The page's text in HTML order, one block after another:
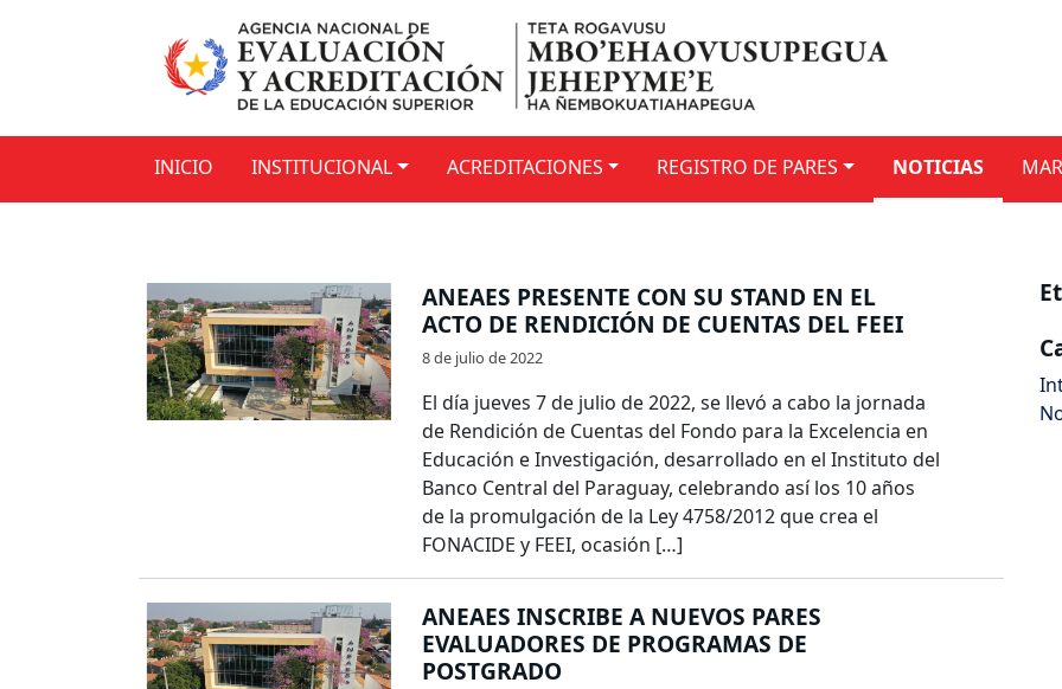
INICIO INSTITUCIONAL ACREDITACIONES REGISTRO DE PARES NOTICIAS
ANEAES PRESENTE CON SU STAND EN EL
ACTO DE RENDICIÓN DE CUENTAS DEL FEEI
8 de julio de 2022
El día jueves 7 de julio de 2022, se llevó a cabo la jornada
de Rendición de Cuentas del Fondo para la Excelencia en
Educación e Investigación, desarrollado en el Instituto del
Banco Central del Paraguay, celebrando así los 10 años
de la promulgación de la Ley 4758/2012 que crea el
FONACIDE y FEEI, ocasión […]
ANEAES INSCRIBE A NUEVOS PARES
EVALUADORES DE PROGRAMAS DE
POSTGRADO